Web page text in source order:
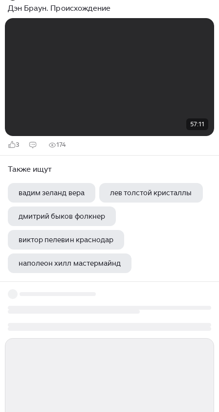
Дэн Браун. Происхождение
57:11
3 174
Также ищут
вадим зеланд вера лев толстой кристаллы
дмитрий быков фолкнер
виктор пелевин краснодар
наполеон хилл мастермайнд